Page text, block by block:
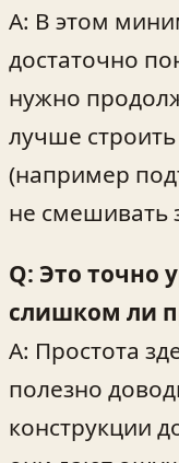
A: В этом
достаточно
нужно
лучше
(например
не смешивать
Q: Это точно
слишком ли
A: Простота
полезно
конструкции